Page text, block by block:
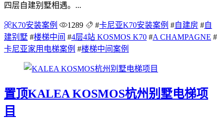
四层自建别墅相遇。...
K70安装案例 1289 #卡尼亚K70安装案例 #自建房 #自
建别墅 #楼梯中间 #4层4站 KOSMOS K70 #A CHAMPAGNE #
卡尼亚家用电梯案例 #楼梯中间案例
置顶KALEA KOSMOS杭州别墅电梯项
目